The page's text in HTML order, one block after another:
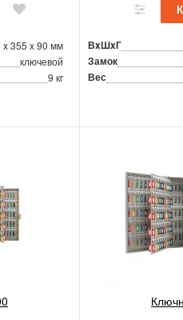
x 355 x 90 мм
ключевой
9 кг
ВxШxГ
Замок
Вес